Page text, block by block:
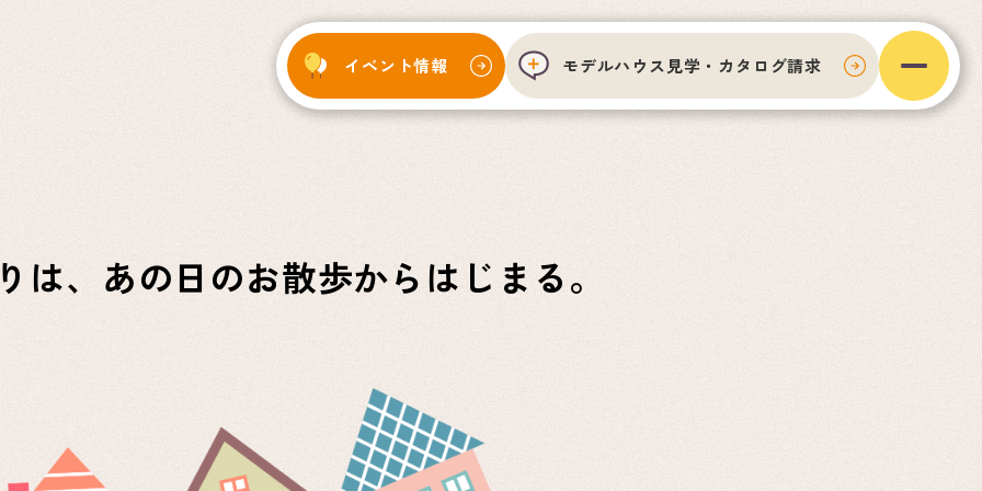
イベント情報 モデルハウス見学・カタログ請求
は、 あの日のお散歩からはじまる。